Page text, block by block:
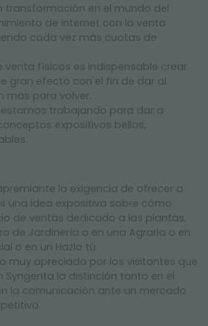
transformación en el mundo del
de internet con la venta
cada vez más cuotas de
venta físicos es indispensable crear
gran efecto con el fin de dar al
más para volver.
estamos trabajando para dar a
expositivos bellos,
la exigencia de ofrecer a
una idea expositiva sobre cómo
de ventas dedicado a las plantas,
de Jardinería o en una Agraria o en
o en un Hazlo tú.
muy apreciada por los visitantes que
Syngenta la distinción tanto en el
la comunicación ante un mercado